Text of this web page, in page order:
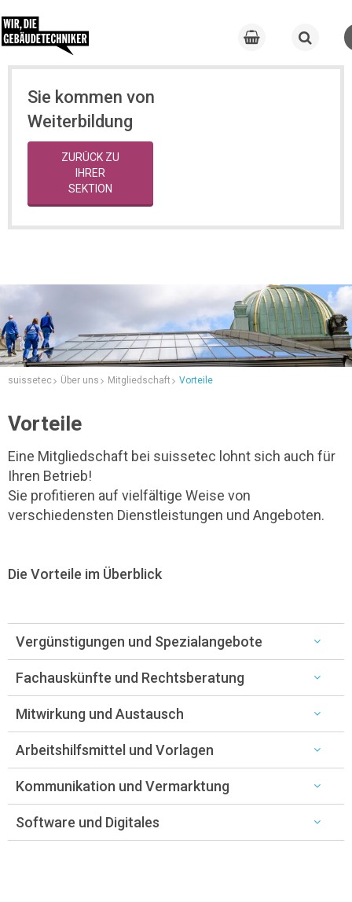
Sie kommen von
Weiterbildung
ZURÜCK ZU
IHRER
SEKTION
suissetec Über uns Mitgliedschaft Vorteile
Vorteile
Eine Mitgliedschaft bei suissetec lohnt sich auch für
Ihren Betrieb!
Sie profitieren auf vielfältige Weise von
verschiedensten Dienstleistungen und Angeboten.
Die Vorteile im Überblick
Vergünstigungen und Spezialangebote
Fachauskünfte und Rechtsberatung
Mitwirkung und Austausch
Arbeitshilfsmittel und Vorlagen
Kommunikation und Vermarktung
Software und Digitales